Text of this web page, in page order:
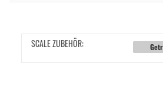
SCALE ZUBEHÖR: